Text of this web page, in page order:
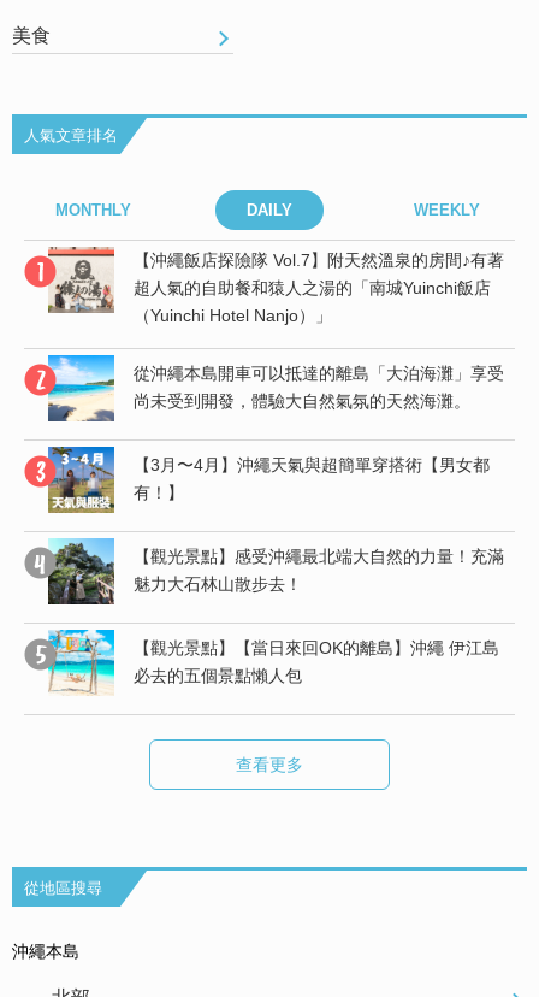
美食
人氣文章排名
MONTHLY DAILY WEEKLY
【沖繩飯店探險隊 Vol.7】附天然溫泉的房間♪有著
超人氣的自助餐和猿人之湯的「南城Yuinchi飯店
（Yuinchi Hotel Nanjo）」
從沖繩本島開車可以抵達的離島「大泊海灘」享受
尚未受到開發，體驗大自然氣氛的天然海灘。
【3月〜4月】沖繩天氣與超簡單穿搭術【男女都
有！】
【觀光景點】感受沖繩最北端大自然的力量！充滿
魅力大石林山散步去！
【觀光景點】【當日來回OK的離島】沖繩 伊江島
必去的五個景點懶人包
查看更多
從地區搜尋
沖繩本島